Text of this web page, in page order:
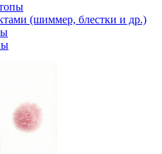
(шиммер, блестки и др.)